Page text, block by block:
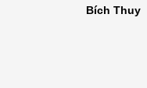
Bích Thuy